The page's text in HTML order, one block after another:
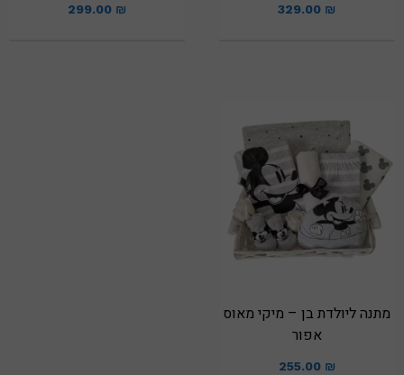
329.00 ₪
299.00 ₪
מתנה ליולדת בן – מיקי מאוס
אפור
255.00 ₪